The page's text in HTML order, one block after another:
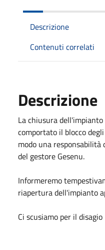
Descrizione
Contenuti correlati
Descrizione
La chiusura
comportato il blocco
modo una responsabilità
del gestore Gesenu.
Informeremo
riapertura dell'impianto
Ci scusiamo per il disagio